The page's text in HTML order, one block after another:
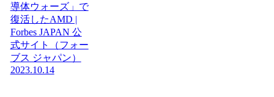
導体ウォーズ」で
復活したAMD |
Forbes JAPAN 公
式サイト（フォー
ブス ジャパン）
2023.10.14